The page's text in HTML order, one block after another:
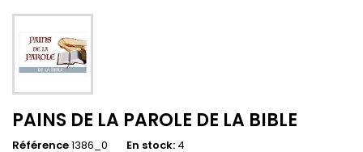
PAINS DE LA PAROLE DE LA BIBLE
Référence1386_0 En stock: 4